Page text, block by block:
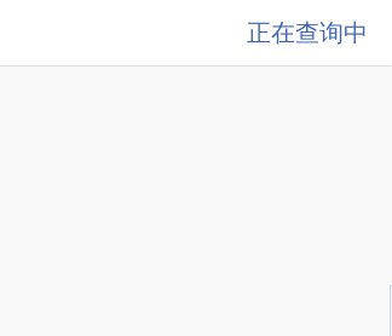
正在查询中